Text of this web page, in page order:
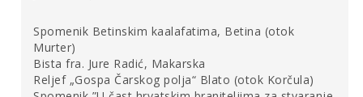
građevinska potpora i izjednačavanje razine južnog dijela
vremena doživjeli su i prenamjenu u skladišne prostore,
bili predmetom svojatanja imućnih obitelji koje su ih
tretirali kao podrume vlastitih kuća, a s vremenom su
propadali i postali deponijem za otpad i kanalizaciju, sve
Spomenik Betinskim kaalafatima, Betina (otok
Murter)
Bista fra. Jure Radić, Makarska
Reljef „Gospa Čarskog polja“ Blato (otok Korčula)